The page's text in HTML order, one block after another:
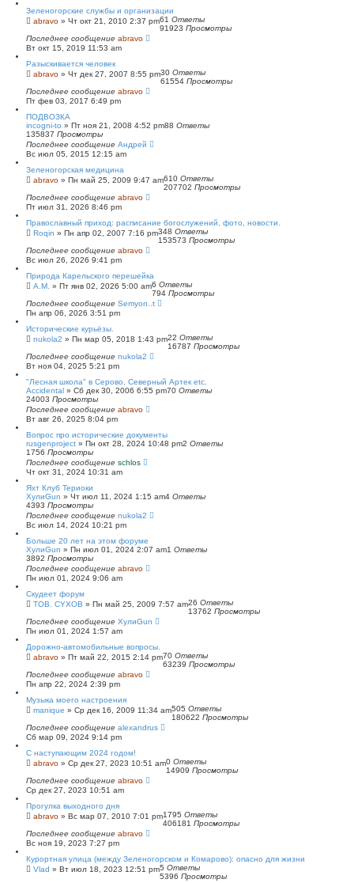
Зеленогорские службы и организации
abravo » Чт окт 21, 2010 2:37 pm61 Ответы
91923 Просмотры
Последнее сообщение abravo
Вт окт 15, 2019 11:53 am
Разыскивается человек
abravo » Чт дек 27, 2007 8:55 pm30 Ответы
61554 Просмотры
Последнее сообщение abravo
Пт фев 03, 2017 6:49 pm
ПОДВОЗКА
incogni-to » Пт ноя 21, 2008 4:52 pm88 Ответы
135837 Просмотры
Последнее сообщение Андрей
Вс июл 05, 2015 12:15 am
Зеленогорская медицина
abravo » Пн май 25, 2009 9:47 am610 Ответы
207702 Просмотры
Последнее сообщение abravo
Пт июл 31, 2026 8:46 pm
Православный приход: расписание богослужений, фото, новости.
Roqin » Пн апр 02, 2007 7:16 pm348 Ответы
153573 Просмотры
Последнее сообщение abravo
Вс июл 26, 2026 9:41 pm
Природа Карельского перешейка
А.М. » Пт янв 02, 2026 5:00 am6 Ответы
794 Просмотры
Последнее сообщение Semyon..t
Пн апр 06, 2026 3:51 pm
Исторические курьёзы.
nukola2 » Пн мар 05, 2018 1:43 pm22 Ответы
16787 Просмотры
Последнее сообщение nukola2
Вт ноя 04, 2025 5:21 pm
"Лесная школа" в Серово, Северный Артек etc.
Accidental » Сб дек 30, 2006 6:55 pm70 Ответы
24003 Просмотры
Последнее сообщение abravo
Вт авг 26, 2025 8:04 pm
Вопрос про исторические документы
rusgenproject » Пн окт 28, 2024 10:48 pm2 Ответы
1756 Просмотры
Последнее сообщение schlos
Чт окт 31, 2024 10:31 am
Яхт Клуб Териоки
ХулиGun » Чт июл 11, 2024 1:15 am4 Ответы
4393 Просмотры
Последнее сообщение nukola2
Вс июл 14, 2024 10:21 pm
Больше 20 лет на этом форуме
ХулиGun » Пн июл 01, 2024 2:07 am1 Ответы
3892 Просмотры
Последнее сообщение abravo
Пн июл 01, 2024 9:06 am
Скудеет форум
TOB. CYXOB » Пн май 25, 2009 7:57 am26 Ответы
13762 Просмотры
Последнее сообщение ХулиGun
Пн июл 01, 2024 1:57 am
Дорожно-автомобильные вопросы.
abravo » Пт май 22, 2015 2:14 pm70 Ответы
63239 Просмотры
Последнее сообщение abravo
Пн апр 22, 2024 2:39 pm
Музыка моего настроения
manique » Ср дек 16, 2009 11:34 am505 Ответы
180622 Просмотры
Последнее сообщение alexandrus
Сб мар 09, 2024 9:14 pm
С наступающим 2024 годом!
abravo » Ср дек 27, 2023 10:51 am0 Ответы
14909 Просмотры
Последнее сообщение abravo
Ср дек 27, 2023 10:51 am
Прогулка выходного дня
abravo » Вс мар 07, 2010 7:01 pm1795 Ответы
406181 Просмотры
Последнее сообщение abravo
Вс ноя 19, 2023 7:27 pm
Курортная улица (между Зеленогорском и Комарово): опасно для жизни
Vlad » Вт июл 18, 2023 12:51 pm5 Ответы
5396 Просмотры